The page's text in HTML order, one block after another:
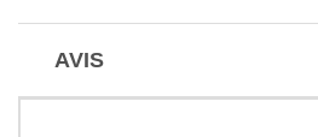
AVIS